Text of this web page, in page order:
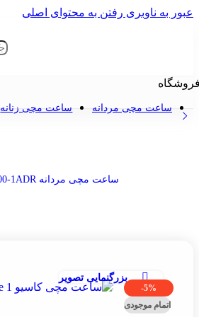
عبور به ناوبری رفتن به محتوای اصلی
ساعت مچی مردانه ساعت مچی زنانه
ساعت مچی مردانه G-Shock CASIO-GA-B2100-1ADR
-5%
اتمام موجودی
بزرگنمایی تصویر